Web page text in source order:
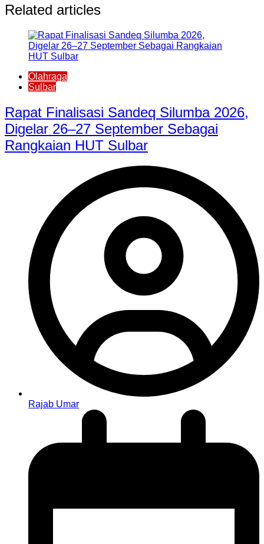
Related articles
Olahraga
Sulbar
Rapat Finalisasi Sandeq Silumba 2026,
Digelar 26–27 September Sebagai
Rangkaian HUT Sulbar
Rajab Umar